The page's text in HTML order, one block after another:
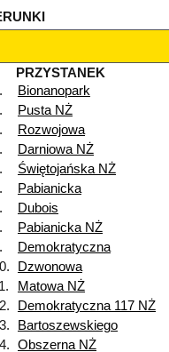
PRZYSTANEK
Bionanopark
Pusta NŻ
Rozwojowa
Darniowa NŻ
Świętojańska NŻ
Pabianicka
Dubois
Pabianicka NŻ
Demokratyczna
Dzwonowa
Matowa NŻ
Demokratyczna 117 NŻ
Bartoszewskiego
Obszerna NŻ